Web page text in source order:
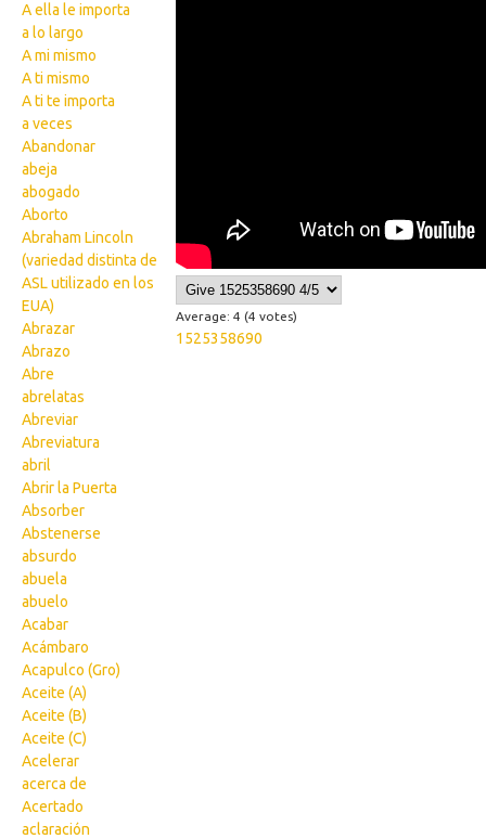
A ella le importa
a lo largo
A mi mismo
A ti mismo
A ti te importa
a veces
Abandonar
abeja
abogado
Aborto
Abraham Lincoln
(variedad distinta de
ASL utilizado en los
EUA)
Abrazar
Abrazo
Abre
abrelatas
Abreviar
Abreviatura
abril
Abrir la Puerta
Absorber
Abstenerse
absurdo
abuela
abuelo
Acabar
Acámbaro
Acapulco (Gro)
Aceite (A)
Aceite (B)
Aceite (C)
Acelerar
acerca de
Acertado
aclaración
Average: 4 (4 votes)
1525358690